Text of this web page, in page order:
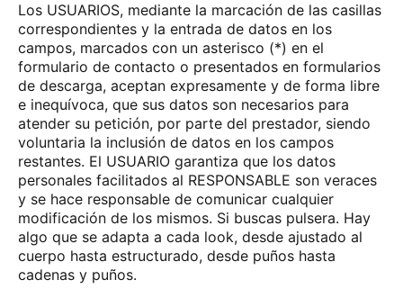
Los USUARIOS, mediante la marcación de las casillas
correspondientes y la entrada de datos en los
campos, marcados con un asterisco (*) en el
formulario de contacto o presentados en formularios
de descarga, aceptan expresamente y de forma libre
e inequívoca, que sus datos son necesarios para
atender su petición, por parte del prestador, siendo
voluntaria la inclusión de datos en los campos
restantes. El USUARIO garantiza que los datos
personales facilitados al RESPONSABLE son veraces
y se hace responsable de comunicar cualquier
modificación de los mismos. Si buscas pulsera. Hay
algo que se adapta a cada look, desde ajustado al
cuerpo hasta estructurado, desde puños hasta
cadenas y puños.